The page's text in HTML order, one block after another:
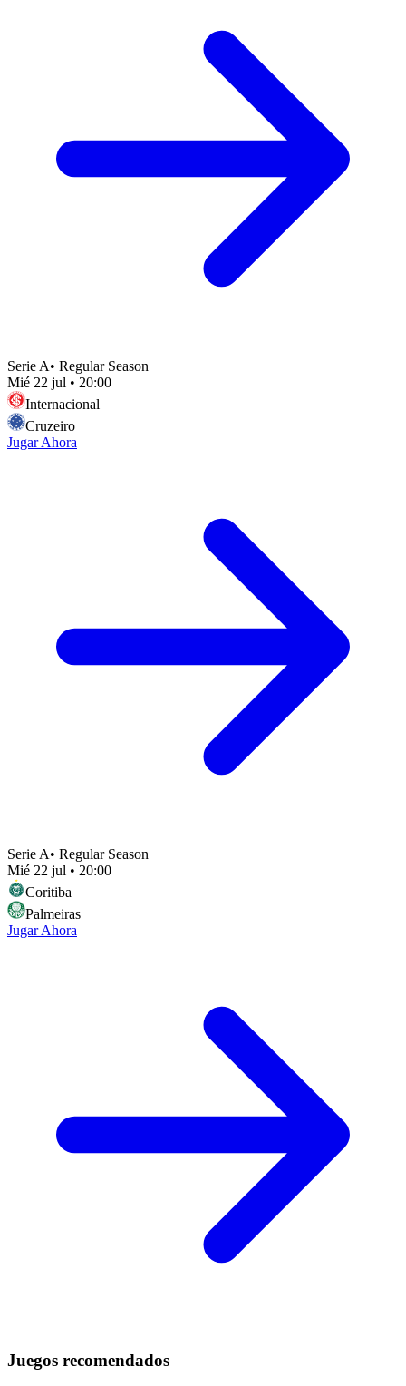
Serie A• Regular Season
Mié 22 jul • 20:00
Internacional
Cruzeiro
Jugar Ahora
Serie A• Regular Season
Mié 22 jul • 20:00
Coritiba
Palmeiras
Jugar Ahora
Juegos recomendados